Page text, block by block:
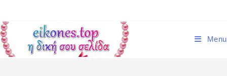
content
Menu